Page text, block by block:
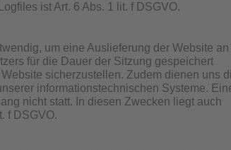
ist Art. 6 Abs. 1 lit. f DSGVO.
um eine Auslieferung der Website an
für die Dauer der Sitzung gespeichert
sicherzustellen. Zudem dienen uns
informationstechnischen Systeme.
nicht statt. In diesen Zwecken liegt auch
f DSGVO.